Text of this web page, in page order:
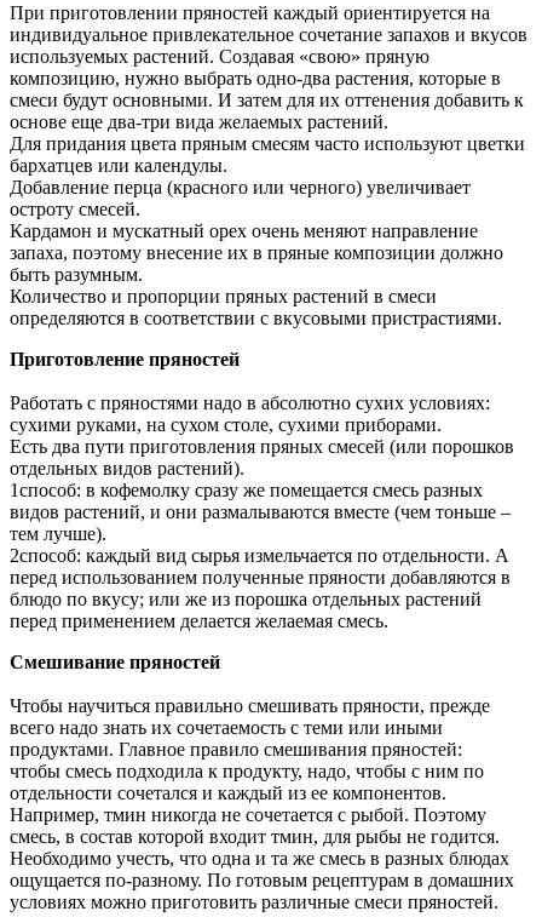
При приготовлении пряностей каждый ориентируется на
индивидуальное привлекательное сочетание запахов и вкусов
используемых растений. Создавая «свою» пряную
композицию, нужно выбрать одно-два растения, которые в
смеси будут основными. И затем для их оттенения добавить к
основе еще два-три вида желаемых растений.
Для придания цвета пряным смесям часто используют цветки
бархатцев или календулы.
Добавление перца (красного или черного) увеличивает
остроту смесей.
Кардамон и мускатный орех очень меняют направление
запаха, поэтому внесение их в пряные композиции должно
быть разумным.
Количество и пропорции пряных растений в смеси
определяются в соответствии с вкусовыми пристрастиями.
Приготовление пряностей
Работать с пряностями надо в абсолютно сухих условиях:
сухими руками, на сухом столе, сухими приборами.
Есть два пути приготовления пряных смесей (или порошков
отдельных видов растений).
1способ: в кофемолку сразу же помещается смесь разных
видов растений, и они размалываются вместе (чем тоньше –
тем лучше).
2способ: каждый вид сырья измельчается по отдельности. А
перед использованием полученные пряности добавляются в
блюдо по вкусу; или же из порошка отдельных растений
перед применением делается желаемая смесь.
Смешивание пряностей
Чтобы научиться правильно смешивать пряности, прежде
всего надо знать их сочетаемость с теми или иными
продуктами. Главное правило смешивания пряностей:
чтобы смесь подходила к продукту, надо, чтобы с ним по
отдельности сочетался и каждый из ее компонентов.
Например, тмин никогда не сочетается с рыбой. Поэтому
смесь, в состав которой входит тмин, для рыбы не годится.
Необходимо учесть, что одна и та же смесь в разных блюдах
ощущается по-разному. По готовым рецептурам в домашних
условиях можно приготовить различные смеси пряностей.